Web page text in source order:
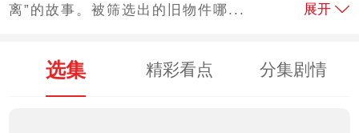
离”的故事。被筛选出的旧物件哪...
展开
选集 精彩看点 分集剧情